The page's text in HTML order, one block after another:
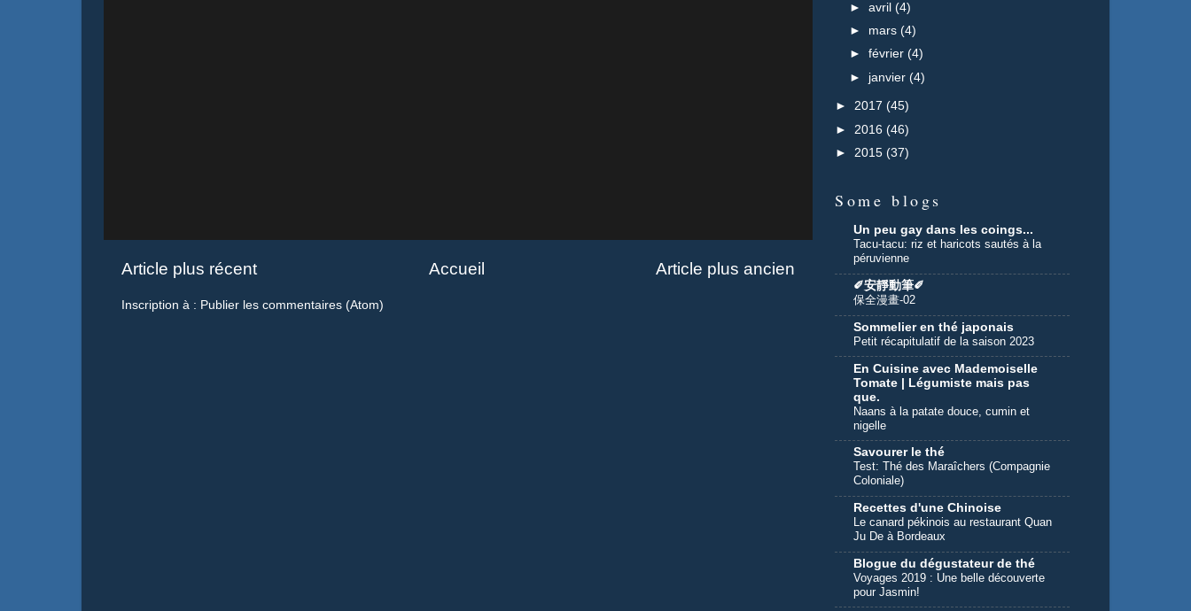
Article plus récent Article plus ancien
Accueil
Inscription à : Publier les commentaires (Atom)
►avril(4)
► mars(4)
►février(4)
► janvier(4)
► 2017 (45)
► 2016 (46)
► 2015 (37)
Some blogs
Un peu gay dans les coings...
Tacu-tacu: riz et haricots sautés à la
péruvienne
✐安靜動筆✐
保全漫畫-02
Sommelier en thé japonais
Petit récapitulatif de la saison 2023
En Cuisine avec Mademoiselle
Tomate | Légumiste mais pas
que.
Naans à la patate douce, cumin et
nigelle
Savourer le thé
Test: Thé des Maraîchers (Compagnie
Coloniale)
Recettes d'une Chinoise
Le canard pékinois au restaurant Quan
Ju De à Bordeaux
Blogue du dégustateur de thé
Voyages 2019 : Une belle découverte
pour Jasmin!